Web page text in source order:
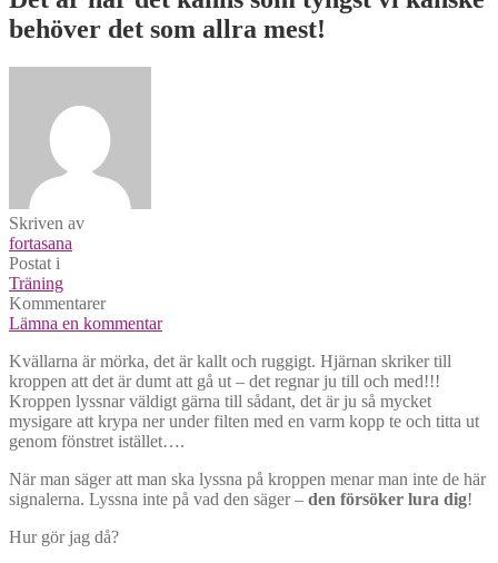
behöver det som allra mest!
Skriven av
fortasana
Postat i
Träning
Kommentarer
Lämna en kommentar
Kvällarna är mörka, det är kallt och ruggigt. Hjärnan skriker till
kroppen att det är dumt att gå ut – det regnar ju till och med!!!
Kroppen lyssnar väldigt gärna till sådant, det är ju så mycket
mysigare att krypa ner under filten med en varm kopp te och titta ut
genom fönstret istället….
När man säger att man ska lyssna på kroppen menar man inte de här
signalerna. Lyssna inte på vad den säger – den försöker lura dig!
Hur gör jag då?